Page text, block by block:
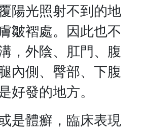
陽光照射不到的地
皺褶處。因此也不
，外陰、肛門、腹
內側、臀部、下腹
好發的地方。
是體癬，臨床表現